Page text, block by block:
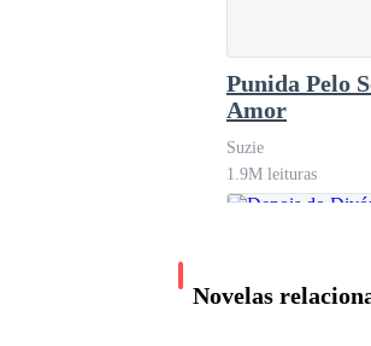
para pagar aquele agiota.
Eu precisava também
E tinha o juros! Pai
Punida Pelo
Amor
Suzie
1.9M leituras
Novelas